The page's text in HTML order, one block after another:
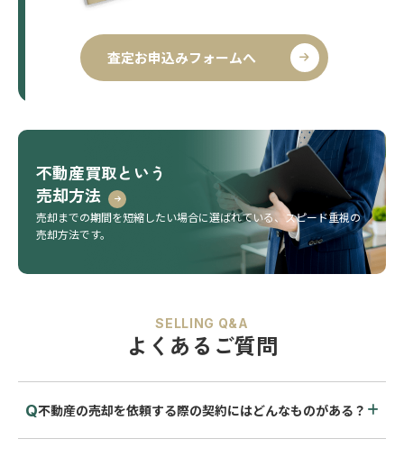
査定お申込みフォームへ
不動産買取という
売却方法
売却までの期間を短縮したい場合に選ばれている、 スピード重視の
売却方法です。
SELLING Q&A
よくあるご質問
不動産の売却を依頼する際の契約にはどんなものがある？